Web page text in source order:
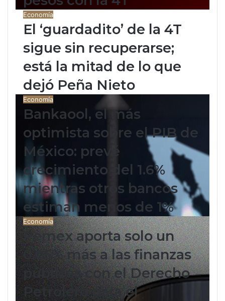
Economía
El ‘guardadito’ de la 4T
sigue sin recuperarse;
está la mitad de lo que
dejó Peña Nieto
Economía
Bankaool, el más
optimista sobre el PIB de
México: prevé
crecimiento del 1.6%
mientras otros bancos
estiman menos de 1%
Economía
Pemex aporta solo un
0.05% más a las finanzas
públicas con el Derecho
Petrolero para el